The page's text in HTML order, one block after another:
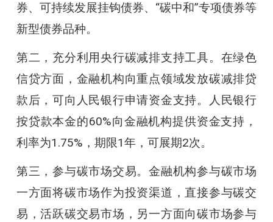
券、可持续发展挂钩债券、“碳中和”专项债券等
新型债券品种。
第二，充分利用央行碳减排支持工具。在绿色
信贷方面，金融机构向重点领域发放碳减排贷
款后，可向人民银行申请资金支持。人民银行
按贷款本金的60%向金融机构提供资金支持，
利率为1.75%，期限1年，可展期2次。
第三，参与碳市场交易。金融机构参与碳市场
一方面将碳市场作为投资渠道，直接参与碳交
易，活跃碳交易市场，另一方面向碳市场参与